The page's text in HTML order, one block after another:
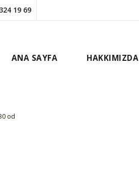
19 69
ANA SAYFA HAKKIMIZDA
od